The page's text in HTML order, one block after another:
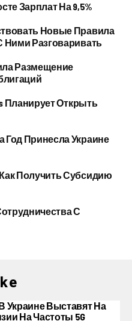
Зарплат На 9,5%
Новые Правила
Ними Разговаривать
Размещение
Планирует Открыть
Год Принесла Украине
Получить Субсидию
С
Украине Выставят На
На Частоты 5G